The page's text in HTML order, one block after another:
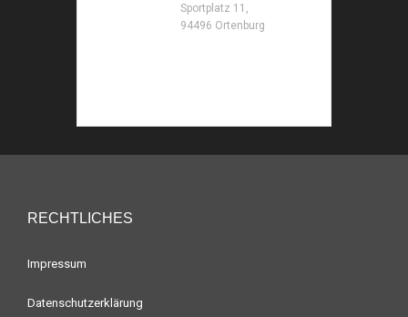
Sportplatz 11,
94496 Ortenburg
RECHTLICHES
Impressum
Datenschutzerklärung